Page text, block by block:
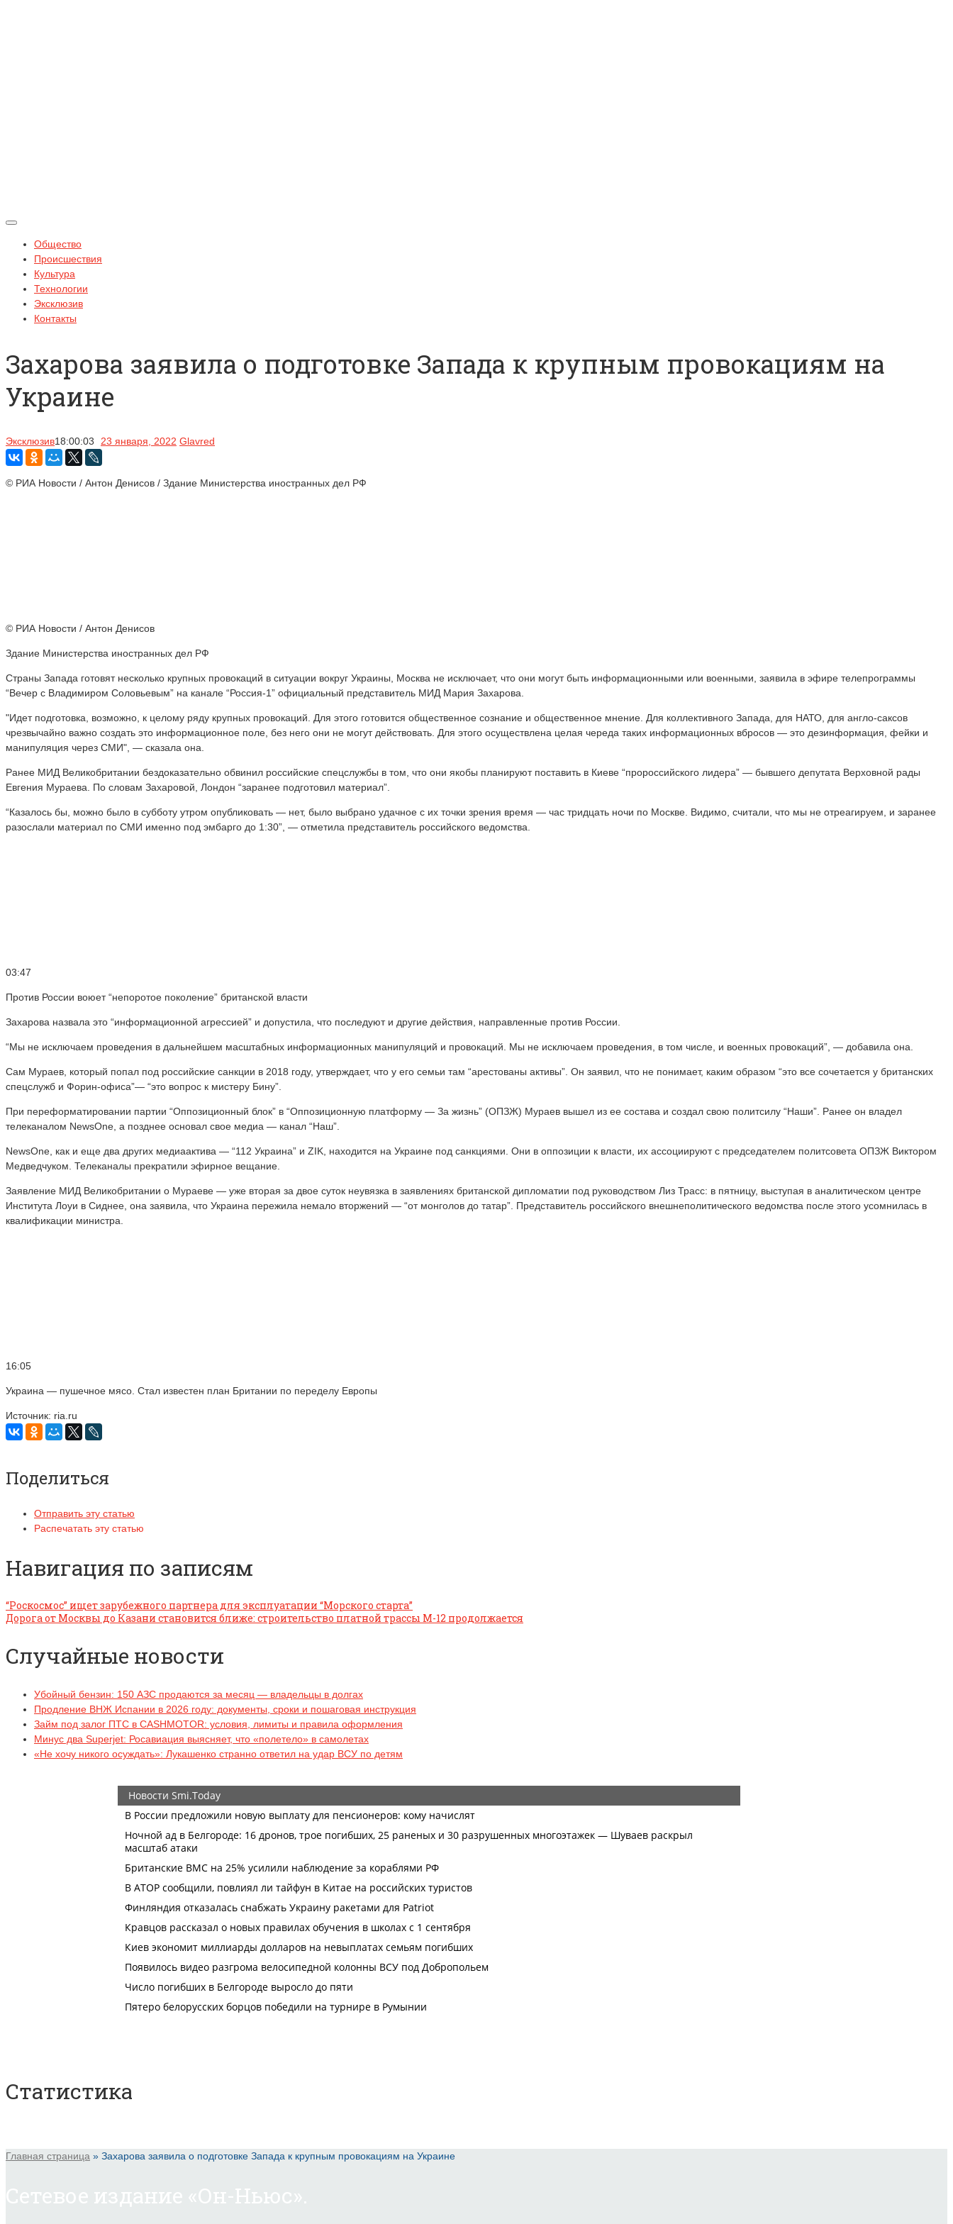
Общество
Происшествия
Культура
Технологии
Эксклюзив
Контакты
Захарова заявила о подготовке Запада к крупным провокациям на
Украине
Эксклюзив18:00:03 23 января, 2022 Glavred
© РИА Новости / Антон Денисов / Здание Министерства иностранных дел РФ
© РИА Новости / Антон Денисов
Здание Министерства иностранных дел РФ
Страны Запада готовят несколько крупных провокаций в ситуации вокруг Украины, Москва не исключает, что они могут быть информационными или военными, заявила в эфире телепрограммы
“Вечер с Владимиром Соловьевым” на канале “Россия-1” официальный представитель МИД Мария Захарова.
"Идет подготовка, возможно, к целому ряду крупных провокаций. Для этого готовится общественное сознание и общественное мнение. Для коллективного Запада, для НАТО, для англо-саксов
чрезвычайно важно создать это информационное поле, без него они не могут действовать. Для этого осуществлена целая череда таких информационных вбросов — это дезинформация, фейки и
манипуляция через СМИ", — сказала она.
Ранее МИД Великобритании бездоказательно обвинил российские спецслужбы в том, что они якобы планируют поставить в Киеве “пророссийского лидера” — бывшего депутата Верховной рады
Евгения Мураева. По словам Захаровой, Лондон “заранее подготовил материал”.
“Казалось бы, можно было в субботу утром опубликовать — нет, было выбрано удачное с их точки зрения время — час тридцать ночи по Москве. Видимо, считали, что мы не отреагируем, и заранее
разослали материал по СМИ именно под эмбарго до 1:30”, — отметила представитель российского ведомства.
03:47
Против России воюет “непоротое поколение” британской власти
Захарова назвала это “информационной агрессией” и допустила, что последуют и другие действия, направленные против России.
“Мы не исключаем проведения в дальнейшем масштабных информационных манипуляций и провокаций. Мы не исключаем проведения, в том числе, и военных провокаций”, — добавила она.
Сам Мураев, который попал под российские санкции в 2018 году, утверждает, что у его семьи там “арестованы активы”. Он заявил, что не понимает, каким образом “это все сочетается у британских
спецслужб и Форин-офиса”— “это вопрос к мистеру Бину”.
При переформатировании партии “Оппозиционный блок” в “Оппозиционную платформу — За жизнь” (ОПЗЖ) Мураев вышел из ее состава и создал свою политсилу “Наши”. Ранее он владел
телеканалом NewsOne, а позднее основал свое медиа — канал “Наш”.
NewsOne, как и еще два других медиаактива — “112 Украина” и ZIK, находится на Украине под санкциями. Они в оппозиции к власти, их ассоциируют с председателем политсовета ОПЗЖ Виктором
Медведчуком. Телеканалы прекратили эфирное вещание.
Заявление МИД Великобритании о Мураеве — уже вторая за двое суток неувязка в заявлениях британской дипломатии под руководством Лиз Трасс: в пятницу, выступая в аналитическом центре
Института Лоуи в Сиднее, она заявила, что Украина пережила немало вторжений — “от монголов до татар”. Представитель российского внешнеполитического ведомства после этого усомнилась в
квалификации министра.
16:05
Украина — пушечное мясо. Стал известен план Британии по переделу Европы
Источник: ria.ru
Поделиться
Отправить эту статью
Распечатать эту статью
Навигация по записям
“Роскосмос” ищет зарубежного партнера для эксплуатации “Морского старта”
Дорога от Москвы до Казани становится ближе: строительство платной трассы М-12 продолжается
Случайные новости
Убойный бензин: 150 АЗС продаются за месяц — владельцы в долгах
Продление ВНЖ Испании в 2026 году: документы, сроки и пошаговая инструкция
Займ под залог ПТС в CASHMOTOR: условия, лимиты и правила оформления
Минус два Superjet: Росавиация выясняет, что «полетело» в самолетах
«Не хочу никого осуждать»: Лукашенко странно ответил на удар ВСУ по детям
Статистика
Главная страница » Захарова заявила о подготовке Запада к крупным провокациям на Украине